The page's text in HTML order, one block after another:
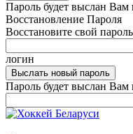
Пароль будет выслан Вам
Восстановление Пароля
Восстановите свой пароль
логин
Пароль будет выслан Вам